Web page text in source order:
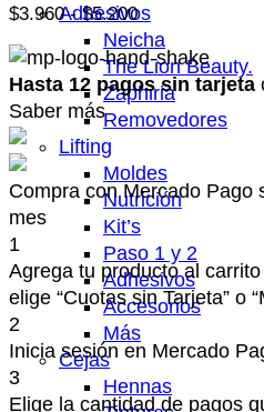
Adhesivos
Neicha
The Lion Beauty.
Zaphiria
Removedores
Lifting
Moldes
Nutrición
Kit’s
Paso 1 y 2
Adhesivos
Accesorios
Más
Cejas
Hennas
$3.960 - $5.200Rango
de
precios:
desde
$3.960
hasta
Hasta 12 pagos sin tarjeta
Saber más
Compra con Mercado Pago
mes
1
Agrega tu producto al
elige “Cuotas sin Tarjeta” o
2
Inicia sesión en Mercado
3
Elige la cantidad de pagos